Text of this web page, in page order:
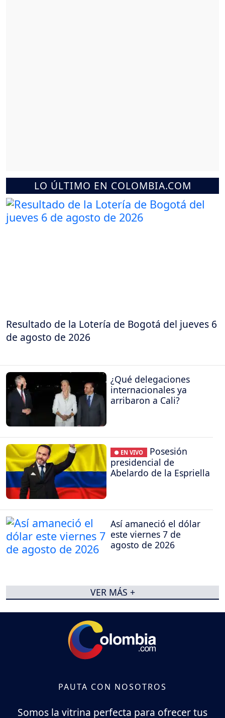
LO ÚLTIMO EN COLOMBIA.COM
Resultado de la Lotería de Bogotá del jueves 6
de agosto de 2026
¿Qué delegaciones
internacionales ya
arribaron a Cali?
● EN VIVO
Posesión
presidencial de
Abelardo de la Espriella
Así amaneció el dólar
este viernes 7 de
agosto de 2026
VER MÁS +
PAUTA CON NOSOTROS
Somos la vitrina perfecta para ofrecer tus